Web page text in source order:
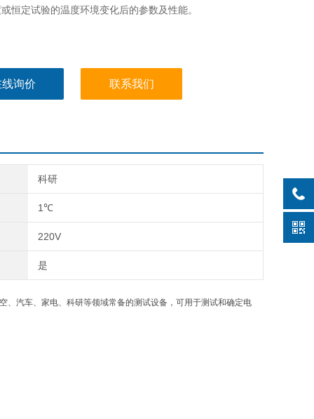
恒定试验的温度环境变化后的参数及性能。
询价 联系我们
科研
1℃
220V
是
汽车、家电、科研等领域常备的测试设备，可用于测试和确定电